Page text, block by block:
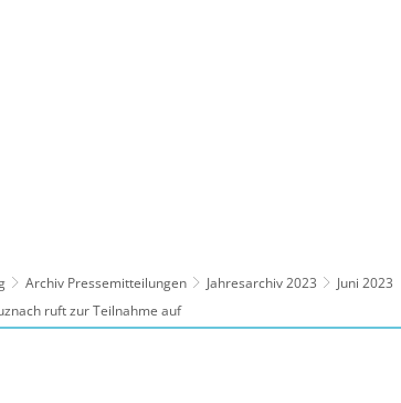
Archiv Pressemitteilungen Jahresarchiv 2023
Juni 2023
ruft zur Teilnahme auf